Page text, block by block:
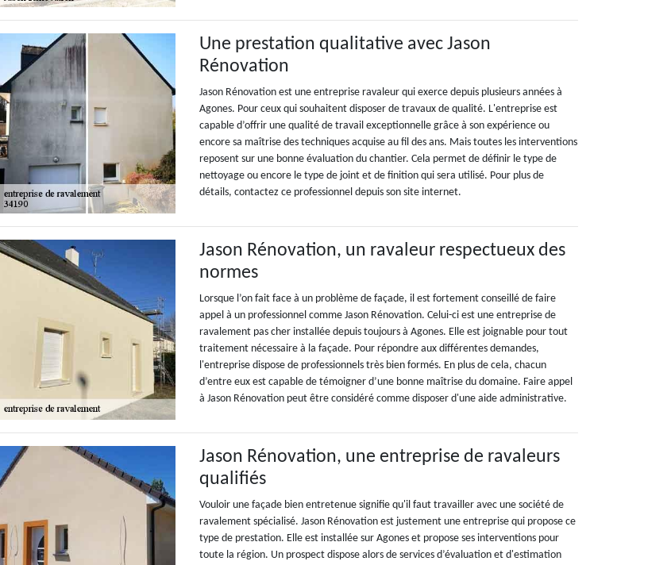
Une prestation qualitative avec Jason
Rénovation
Jason Rénovation est une entreprise ravaleur qui exerce depuis plusieurs années à
Agones. Pour ceux qui souhaitent disposer de travaux de qualité. L'entreprise est
capable d’offrir une qualité de travail exceptionnelle grâce à son expérience ou
encore sa maîtrise des techniques acquise au fil des ans. Mais toutes les interventions
reposent sur une bonne évaluation du chantier. Cela permet de définir le type de
nettoyage ou encore le type de joint et de finition qui sera utilisé. Pour plus de
détails, contactez ce professionnel depuis son site internet.
Jason Rénovation, un ravaleur respectueux des
normes
Lorsque l’on fait face à un problème de façade, il est fortement conseillé de faire
appel à un professionnel comme Jason Rénovation. Celui-ci est une entreprise de
ravalement pas cher installée depuis toujours à Agones. Elle est joignable pour tout
traitement nécessaire à la façade. Pour répondre aux différentes demandes,
l'entreprise dispose de professionnels très bien formés. En plus de cela, chacun
d’entre eux est capable de témoigner d’une bonne maîtrise du domaine. Faire appel
à Jason Rénovation peut être considéré comme disposer d'une aide administrative.
Jason Rénovation, une entreprise de ravaleurs
qualifiés
Vouloir une façade bien entretenue signifie qu'il faut travailler avec une société de
ravalement spécialisé. Jason Rénovation est justement une entreprise qui propose ce
type de prestation. Elle est installée sur Agones et propose ses interventions pour
toute la région. Un prospect dispose alors de services d’évaluation et d'estimation